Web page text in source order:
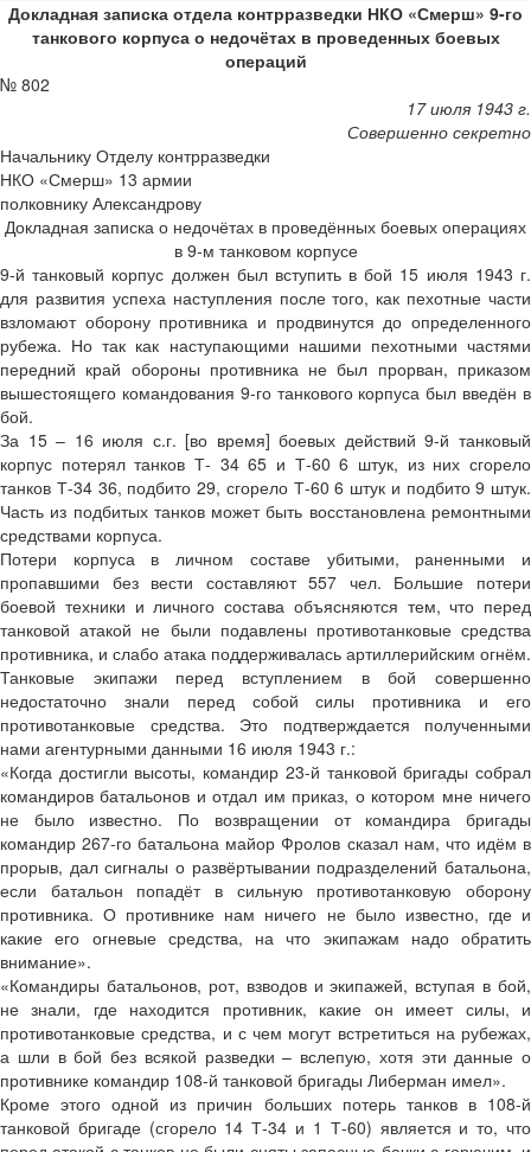
Докладная записка отдела контрразведки НКО «Смерш» 9-го
танкового корпуса о недочётах в проведенных боевых
операций
№ 802
17 июля 1943 г.
Совершенно секретно
Начальнику Отделу контрразведки
НКО «Смерш» 13 армии
полковнику Александрову
Докладная записка о недочётах в проведённых боевых операциях
в 9-м танковом корпусе
9-й танковый корпус должен был вступить в бой 15 июля 1943 г.
для развития успеха наступления после того, как пехотные части
взломают оборону противника и продвинутся до определенного
рубежа. Но так как наступающими нашими пехотными частями
передний край обороны противника не был прорван, приказом
вышестоящего командования 9-го танкового корпуса был введён в
бой.
За 15 – 16 июля с.г. [во время] боевых действий 9-й танковый
корпус потерял танков Т- 34 65 и Т-60 6 штук, из них сгорело
танков Т-34 36, подбито 29, сгорело Т-60 6 штук и подбито 9 штук.
Часть из подбитых танков может быть восстановлена ремонтными
средствами корпуса.
Потери корпуса в личном составе убитыми, раненными и
пропавшими без вести составляют 557 чел. Большие потери
боевой техники и личного состава объясняются тем, что перед
танковой атакой не были подавлены противотанковые средства
противника, и слабо атака поддерживалась артиллерийским огнём.
Танковые экипажи перед вступлением в бой совершенно
недостаточно знали перед собой силы противника и его
противотанковые средства. Это подтверждается полученными
нами агентурными данными 16 июля 1943 г.:
«Когда достигли высоты, командир 23-й танковой бригады собрал
командиров батальонов и отдал им приказ, о котором мне ничего
не было известно. По возвращении от командира бригады
командир 267-го батальона майор Фролов сказал нам, что идём в
прорыв, дал сигналы о развёртывании подразделений батальона,
если батальон попадёт в сильную противотанковую оборону
противника. О противнике нам ничего не было известно, где и
какие его огневые средства, на что экипажам надо обратить
внимание».
«Командиры батальонов, рот, взводов и экипажей, вступая в бой,
не знали, где находится противник, какие он имеет силы, и
противотанковые средства, и с чем могут встретиться на рубежах,
а шли в бой без всякой разведки – вслепую, хотя эти данные о
противнике командир 108-й танковой бригады Либерман имел».
Кроме этого одной из причин больших потерь танков в 108-й
танковой бригаде (сгорело 14 Т-34 и 1 Т-60) является и то, что